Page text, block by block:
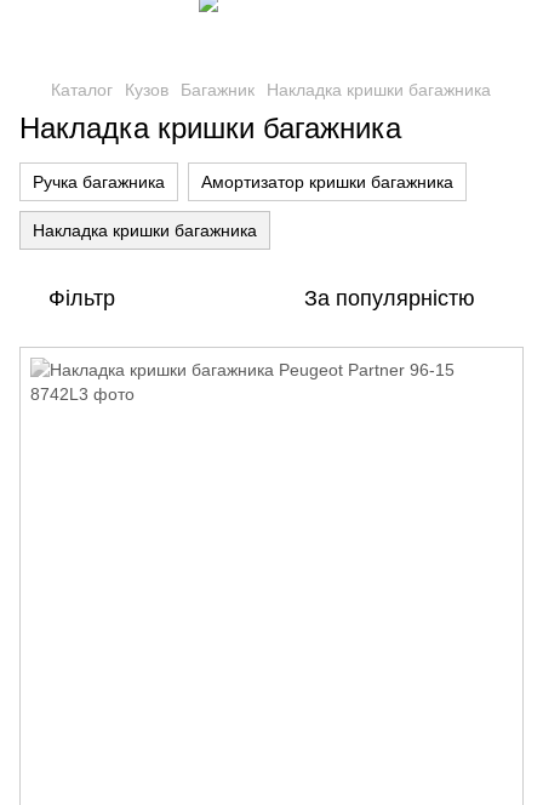
Каталог Кузов Багажник Накладка кришки багажника
Накладка кришки багажника
Ручка багажника Амортизатор кришки багажника
Накладка кришки багажника
Фільтр За популярністю